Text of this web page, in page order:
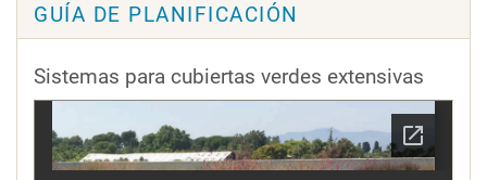
GUÍA DE PLANIFICACIÓN
Sistemas para cubiertas verdes extensivas